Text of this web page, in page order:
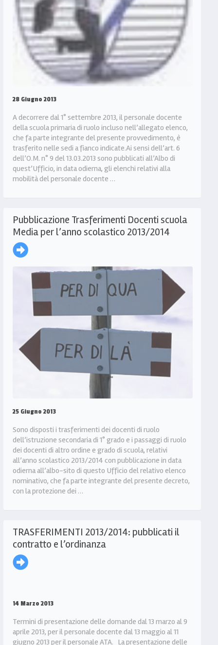
28 Giugno 2013
A decorrere dal 1° settembre 2013, il personale docente
della scuola primaria di ruolo incluso nell’allegato elenco,
che fa parte integrante del presente provvedimento, è
trasferito nelle sedi a fianco indicate.Ai sensi dell’art. 6
dell’O.M. n° 9 del 13.03.2013 sono pubblicati all’Albo di
quest’Ufficio, in data odierna, gli elenchi relativi alla
mobilità del personale docente …
Pubblicazione Trasferimenti Docenti scuola
Media per l’anno scolastico 2013/2014
25 Giugno 2013
Sono disposti i trasferimenti dei docenti di ruolo
dell’istruzione secondaria di 1° grado e i passaggi di ruolo
dei docenti di altro ordine e grado di scuola, relativi
all’anno scolastico 2013/2014 con pubblicazione in data
odierna all’albo-sito di questo Ufficio del relativo elenco
nominativo, che fa parte integrante del presente decreto,
con la protezione dei …
TRASFERIMENTI 2013/2014: pubblicati il
contratto e l’ordinanza
14 Marzo 2013
Termini di presentazione delle domande dal 13 marzo al 9
aprile 2013, per il personale docente dal 13 maggio al 11
giugno 2013 per il personale ATA. La presentazione delle